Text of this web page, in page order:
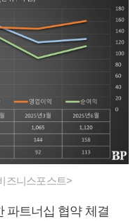
즈니스포스트>
파트너십 협약 체결